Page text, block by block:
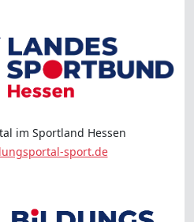
im Sportland Hessen
sport.de